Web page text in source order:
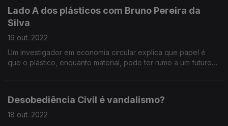
Lado A dos plásticos com Bruno Pereira da
Silva
19 out. 2022
Um investigador em economia circular explica que papel é
que o plástico, enquanto material, pode ter rumo a um futuro
Desobediência Civil é vandalismo?
18 out. 2022